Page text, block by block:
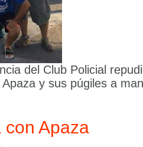
del Club Policial
y sus púgiles a
con Apaza